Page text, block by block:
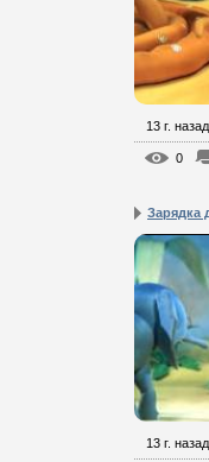
13 г. назад
0
Зарядка
13 г. назад